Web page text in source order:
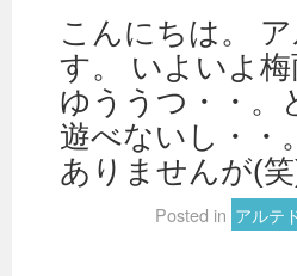
こんにちは。
す。 いよいよ
ゆううつ・・。
遊べないし・・
ありませんが(
Posted in アルテ